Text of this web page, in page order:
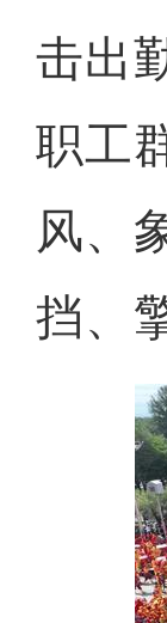
击出
职工
风、
挡、